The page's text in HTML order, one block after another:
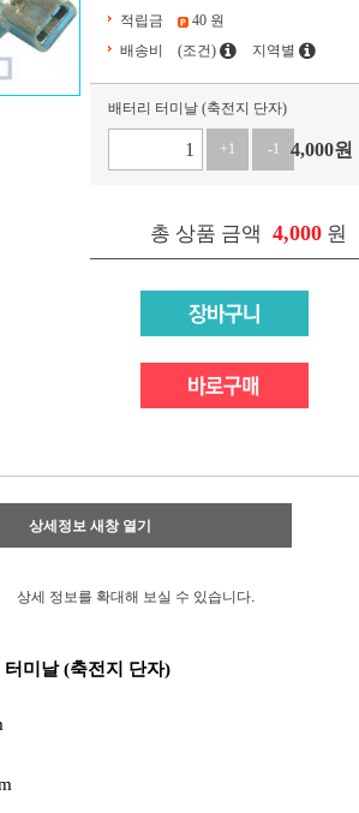
적립금
40 원
배송비
(조건) 지역별
배터리 터미날 (축전지 단자)
+1 -1 4,000원
총 상품 금액 4,000 원
상세정보 새창 열기
상세 정보를 확대해 보실 수 있습니다.
미날 (축전지 단자)